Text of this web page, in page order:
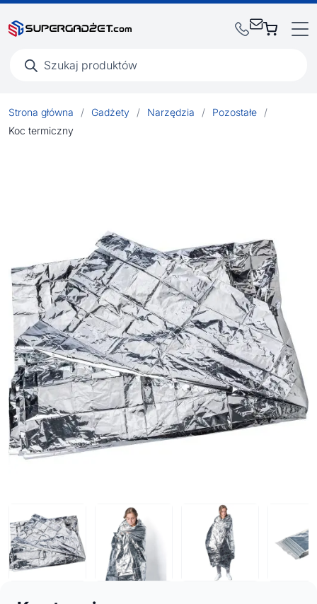
produktów
Strona główna / Gadżety / Narzędzia / Pozostałe
/
Koc termiczny